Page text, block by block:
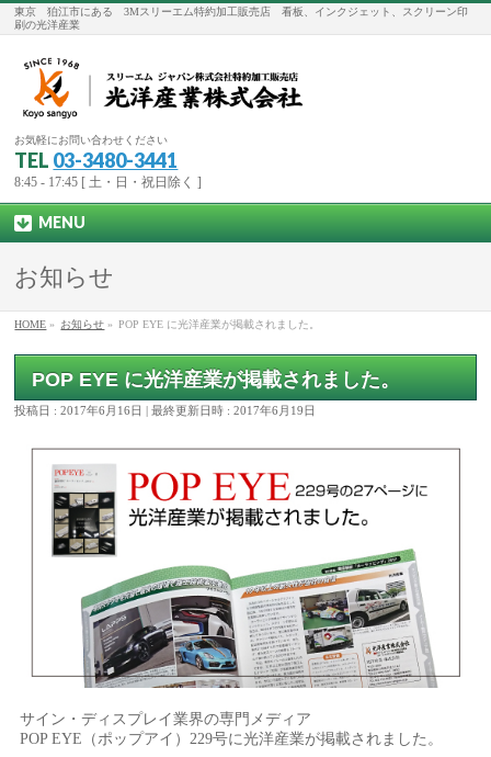
東京 狛江市にある 3Mスリーエム特約加工販売店 看板、インクジェット、スクリーン印
刷の光洋産業
お気軽にお問い合わせください
TEL 03-3480-3441
8:45 - 17:45 [ 土・日・祝日除く ]
MENU
お知らせ
HOME » お知らせ » POP EYE に光洋産業が掲載されました。
POP EYE に光洋産業が掲載されました。
投稿日 : 2017年6月16日 最終更新日時 : 2017年6月19日
サイン・ディスプレイ業界の専門メディア
POP EYE（ポップアイ）229号に光洋産業が掲載されました。